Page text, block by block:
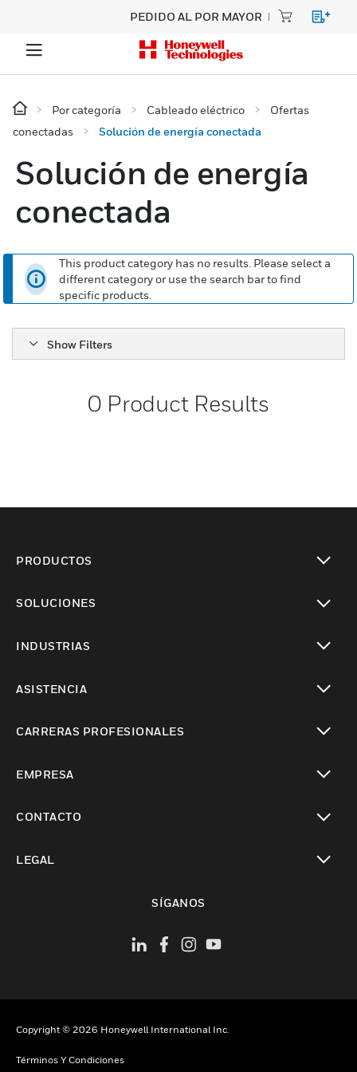
PEDIDO AL POR MAYOR
Por categoría Cableado eléctrico
Ofertas
conectadas
Solución de energía conectada
Solución de energía
conectada
This product category has no results. Please select a
different category or use the search bar to find
specific products.
Show Filters
0 Product Results
PRODUCTOS
SOLUCIONES
INDUSTRIAS
ASISTENCIA
CARRERAS PROFESIONALES
EMPRESA
CONTACTO
LEGAL
SÍGANOS
Copyright © 2026 Honeywell International Inc.
Términos Y Condiciones